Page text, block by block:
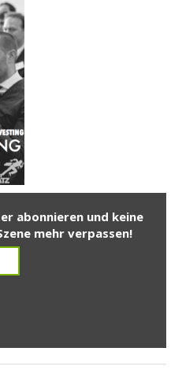
abonnieren und keine
mehr verpassen!